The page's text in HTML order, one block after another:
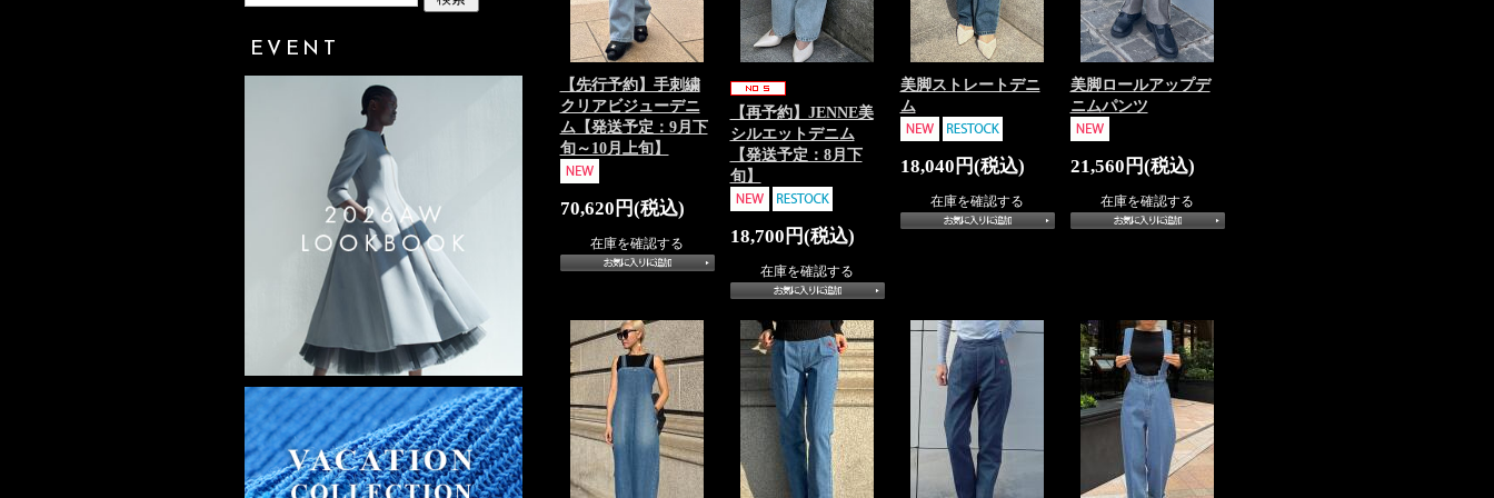
EVENT
【先行予約】手刺繍
クリアビジューデニ
ム【発送予定：9月下
旬～10月上旬】
70,620円(税込)
在庫を確認する
【再予約】JENNE美
シルエットデニム
【発送予定：8月下
旬】
18,700円(税込)
在庫を確認する
美脚ストレートデニ
ム
18,040円(税込)
在庫を確認する
美脚ロールアップデ
ニムパンツ
21,560円(税込)
在庫を確認する